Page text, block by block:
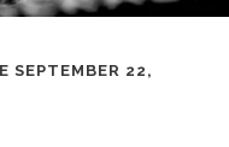
SEPTEMBER 22,